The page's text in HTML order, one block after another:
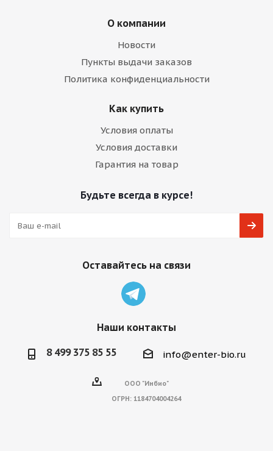
О компании
Новости
Пункты выдачи заказов
Политика конфиденциальности
Как купить
Условия оплаты
Условия доставки
Гарантия на товар
Будьте всегда в курсе!
Оставайтесь на связи
Наши контакты
8 499 375 85 55 info@enter-bio.ru
ООО "Инбио"
ОГРН: 1184704004264